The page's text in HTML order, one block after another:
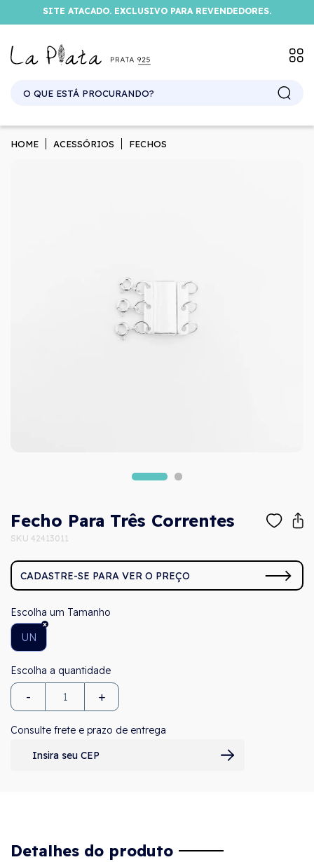
SITE ATACADO. EXCLUSIVO PARA REVENDEDORES.
HOME ACESSÓRIOS FECHOS
Fecho Para Três Correntes
SKU 42413011
CADASTRE-SE PARA VER O PREÇO
Tamanho
UN
- +
Consulte frete e prazo de entrega
Detalhes do produto